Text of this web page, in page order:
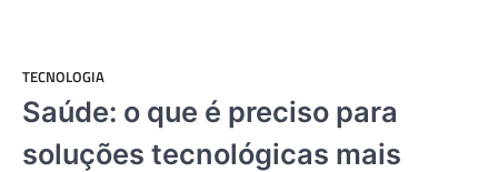
TECNOLOGIA
Saúde: o que é preciso para
soluções tecnológicas mais